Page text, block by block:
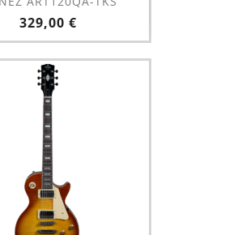
Prix
329,00 €